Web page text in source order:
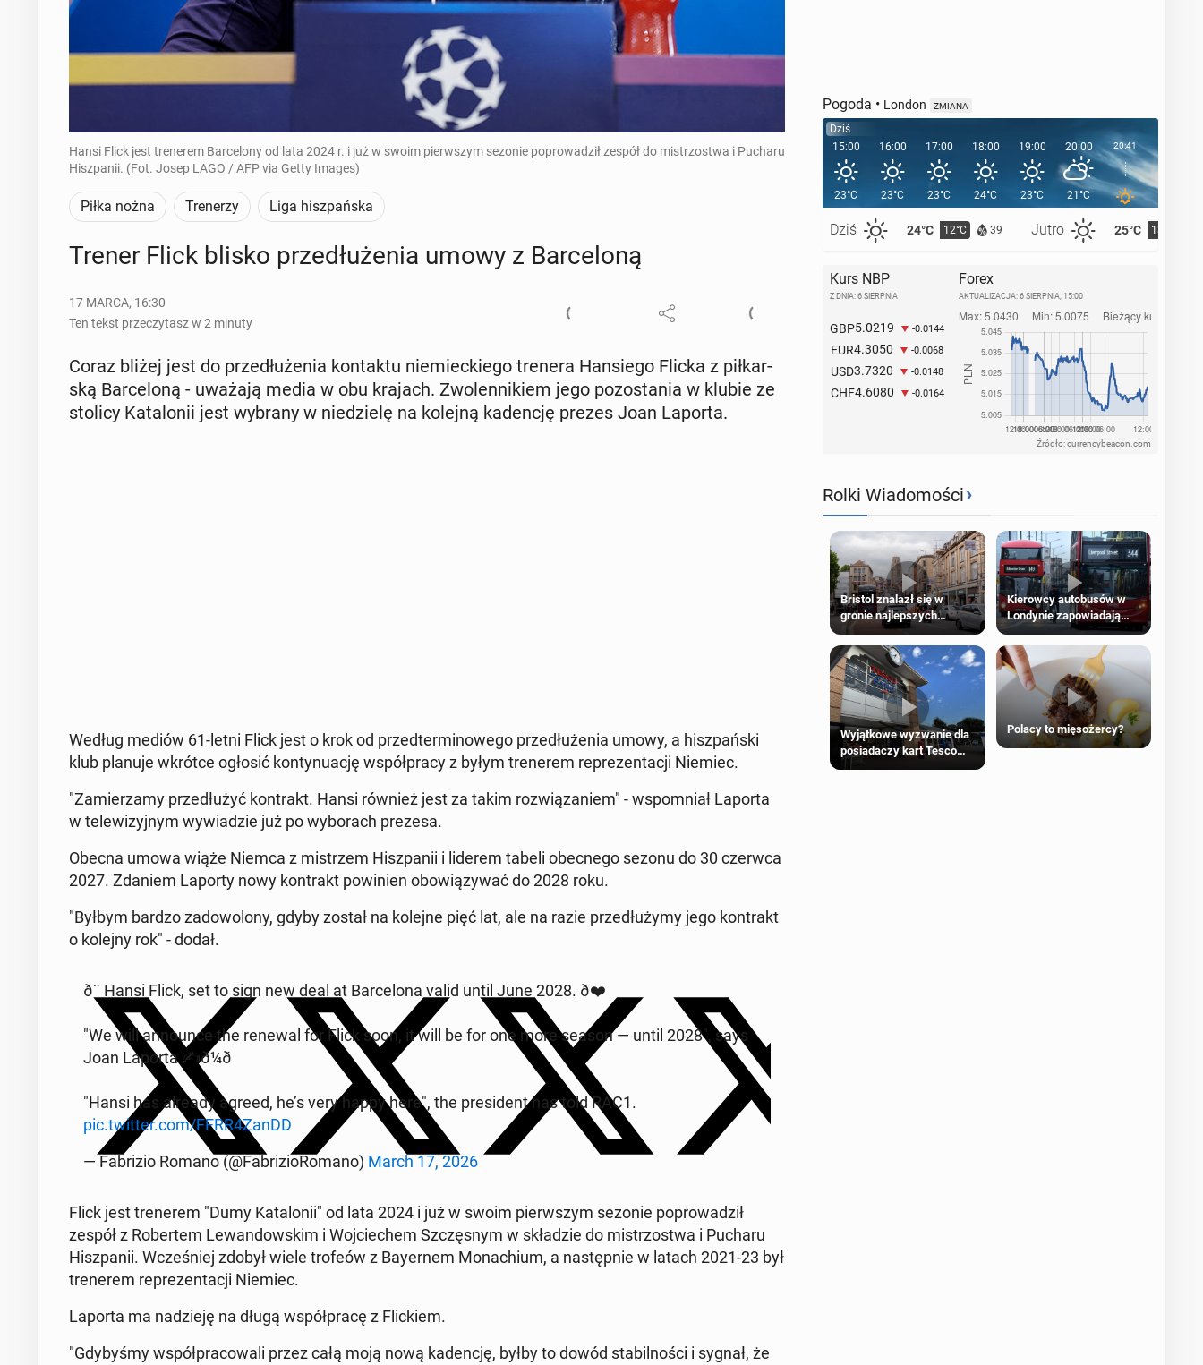
Hansi Flick jest trenerem Barcelony od lata 2024 r. i już w swoim pierwszym sezonie poprowadził zespół do mistrzostwa i Pucharu
Hiszpanii. (Fot. Josep LAGO / AFP via Getty Images)
Piłka nożna Trenerzy Liga hiszpańska
Trener Flick blisko prze­dłu­że­nia umowy z Bar­ce­lo­ną
17 MARCA, 16:30
Ten tekst przeczytasz w 2 minuty
Coraz bliżej jest do prze­dłu­że­nia kon­tak­tu nie­miec­kie­go trenera Han­sie­go Flicka z pił­kar­
ską Bar­ce­lo­ną - uważają media w obu krajach. Zwo­len­ni­kiem jego po­zo­sta­nia w klubie ze
stolicy Ka­ta­lo­nii jest wybrany w nie­dzie­lę na kolejną ka­den­cję prezes Joan Laporta.
Według mediów 61-letni Flick jest o krok od przed­ter­mi­no­we­go prze­dłu­że­nia umowy, a hisz­pań­ski
klub planuje wkrótce ogłosić kon­ty­nu­ację współ­pra­cy z byłym tre­ne­rem re­pre­zen­ta­cji Niemiec.
"Za­mie­rza­my prze­dłu­żyć kon­trakt. Hansi również jest za takim roz­wią­za­niem" - wspo­mniał Laporta
w te­le­wi­zyj­nym wy­wia­dzie już po wy­bo­rach prezesa.
Obecna umowa wiąże Niemca z mi­strzem Hisz­pa­nii i liderem tabeli obec­ne­go sezonu do 30 czerwca
2027. Zdaniem Laporty nowy kon­trakt po­wi­nien obo­wią­zy­wać do 2028 roku.
"Byłbym bardzo za­do­wo­lo­ny, gdyby został na kolejne pięć lat, ale na razie prze­dłu­ży­my jego kon­trakt
o kolejny rok" - dodał.
ð¨ Hansi Flick, set to sign new deal at Bar­ce­lo­na valid until June 2028. ð❤️
"We will an­no­un­ce the renewal for Flick soon, it will be for one more season — until 2028", says
Joan Laporta ✍ð¼ð
"Hansi has already agreed, he’s very happy here", the pre­si­dent has told RAC1.
pic.twitter.com/FFRR4ZanDD
— Fa­bri­zio Romano (@Fa­bri­zio­Ro­ma­no) March 17, 2026
Flick jest tre­ne­rem "Dumy Ka­ta­lo­nii" od lata 2024 i już w swoim pierw­szym sezonie po­pro­wa­dził
zespół z Ro­ber­tem Le­wan­dow­skim i Woj­cie­chem Szczę­snym w skła­dzie do mi­strzo­stwa i Pucharu
Hisz­pa­nii. Wcze­śniej zdobył wiele trofeów z Bay­er­nem Mo­na­chium, a na­stęp­nie w latach 2021-23 był
tre­ne­rem re­pre­zen­ta­cji Niemiec.
Laporta ma na­dzie­ję na długą współ­pra­cę z Flic­kiem.
"Gdy­by­śmy współ­pra­co­wa­li przez całą moją nową ka­den­cję, byłby to dowód sta­bil­no­ści i sygnał, że
Pogoda • London ZMIANA
Dziś
15:00
23°C
Dziś 24°C 12°C 39 Jutro 25°C 13°C
16:00
23°C
17:00
23°C
18:00
24°C
19:00
23°C
20:00
21°C
20:41 21:00
Kurs NBP
Z DNIA: 6 SIERPNIA
GBP5.0219 -0.0144
EUR4.3050 -0.0068
USD3.7320 -0.0148
CHF4.6080 -0.0164
Forex
AKTUALIZACJA: 6 SIERPNIA, 15:00
Źródło: currencybeacon.com
Rolki Wiadomości›
Bristol znalazł się w
gronie najlepszych
kierunków podróży na
świecie
Kierowcy autobusów w
Londynie zapowiadają
strajki
Wyjątkowe wyzwanie dla
posiadaczy kart Tesco
Clubcard!
Polacy to mięsożercy?